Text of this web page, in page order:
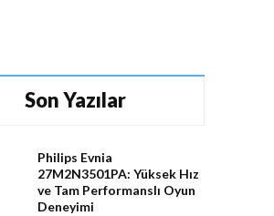
Son Yazılar
Philips Evnia
27M2N3501PA: Yüksek Hız
ve Tam Performanslı Oyun
Deneyimi